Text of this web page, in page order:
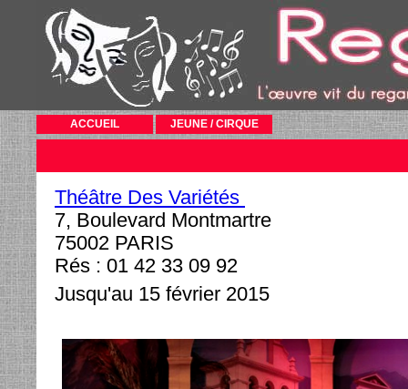
ACCUEIL JEUNE / CIRQUE
Théâtre Des Variétés
7, Boulevard Montmartre
75002 PARIS
Rés : 01 42 33 09 92
Jusqu'au 15 février 2015